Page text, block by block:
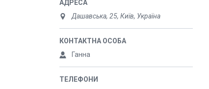
Дашавська, 25, Київ, Україна
Ганна